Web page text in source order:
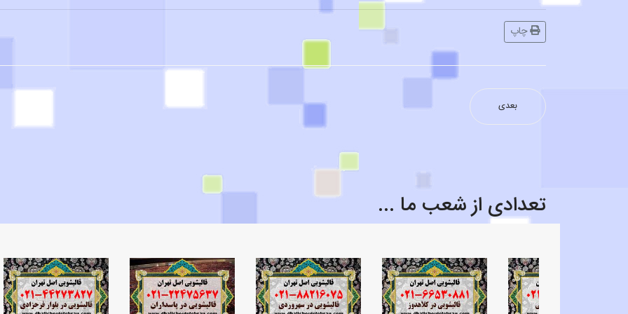
چاپ
بعدی
تعدادی از شعب ما ...
قالیشویی محدوده دامپزشکی ۶۶۵۳۰۸۸۱
قالیشویی محدوده امیریه
قالیشویی محدوده زعفرانیه ۲۲۴۷۵۶۳۷
قالیشویی محدوده لارستان ۸۸۲۱۶۰۷۵